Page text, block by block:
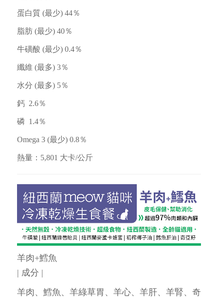
蛋白質 (最少) 44％
脂肪 (最少) 40％
牛磺酸 (最少) 0.4％
纖維 (最多) 3％
水分 (最多) 5％
鈣 2.6％
磷 1.4％
Omega 3 (最少) 0.8％
熱量：5,801 大卡/公斤
羊肉+鱈魚
| 成分 |
羊肉、鱈魚、羊綠草胃、羊心、羊肝、羊腎、奇